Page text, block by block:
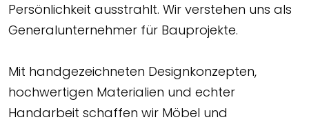
Persönlichkeit ausstrahlt. Wir verstehen uns als
Generalunternehmer für Bauprojekte.
Mit handgezeichneten Designkonzepten,
hochwertigen Materialien und echter
Handarbeit schaffen wir Möbel und